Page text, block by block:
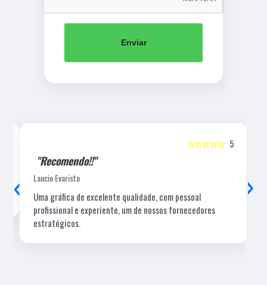
Enviar
5
☆☆☆☆☆
"Recomendo!!"
Laucio Evaristo
Uma gráfica de excelente qualidade, com pessoal
profissional e experiente, um de nossos fornecedores
estratégicos.
‹ ›